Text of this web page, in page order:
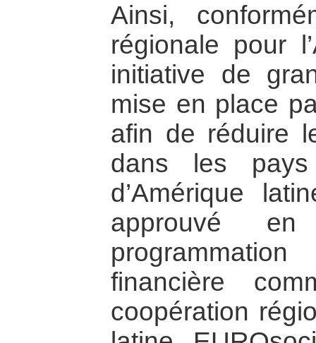
Ainsi,
régionale pour
initiative de
mise en place
afin de réduire
dans les pays
d’Amérique
approuvé
financière
coopération